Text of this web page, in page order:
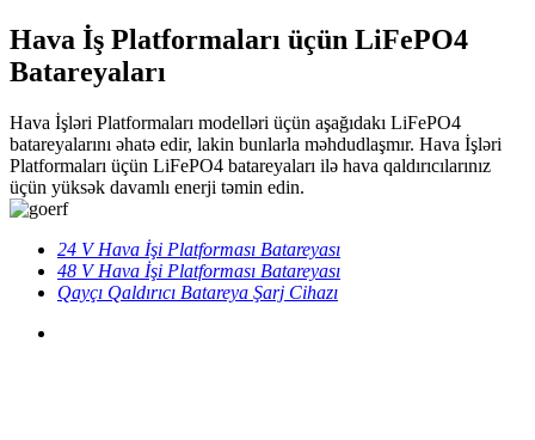
Hava İş Platformaları üçün LiFePO4
Batareyaları
Hava İşləri Platformaları modelləri üçün aşağıdakı LiFePO4
batareyalarını əhatə edir, lakin bunlarla məhdudlaşmır. Hava İşləri
Platformaları üçün LiFePO4 batareyaları ilə hava qaldırıcılarınız
üçün yüksək davamlı enerji təmin edin.
24 V Hava İşi Platforması Batareyası
48 V Hava İşi Platforması Batareyası
Qayçı Qaldırıcı Batareya Şarj Cihazı